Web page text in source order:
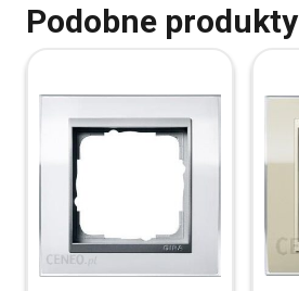
Podobne produkty